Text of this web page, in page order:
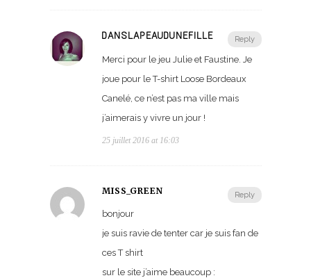
Reply
DANSLAPEAUDUNEFILLE
Merci pour le jeu Julie et Faustine. Je
joue pour le T-shirt Loose Bordeaux
Canelé, ce n’est pas ma ville mais
j’aimerais y vivre un jour !
25 juillet 2016 at 16:03
Reply
MISS_GREEN
bonjour
je suis ravie de tenter car je suis fan de
ces T shirt
sur le site j’aime beaucoup :